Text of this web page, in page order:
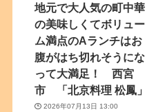
地元で大人気の町中華
の美味しくてボリュー
ム満点のAランチはお
腹がはち切れそうにな
って大満足！ 西宮
市 「北京料理 松鳳」
2026年07月13日 13:00